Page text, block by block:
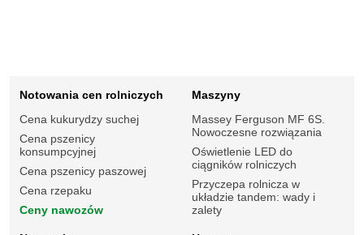
Notowania cen rolniczych
Cena kukurydzy suchej
Cena pszenicy
konsumpcyjnej
Cena pszenicy paszowej
Cena rzepaku
Ceny nawozów
Maszyny
Massey Ferguson MF 6S.
Nowoczesne rozwiązania
Oświetlenie LED do
ciągników rolniczych
Przyczepa rolnicza w
układzie tandem: wady i
zalety